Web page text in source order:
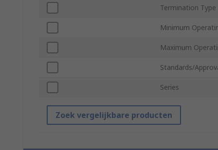
Termination Type
Minimum
Maximum
Standards/
Series
Zoek vergelijkbare producten